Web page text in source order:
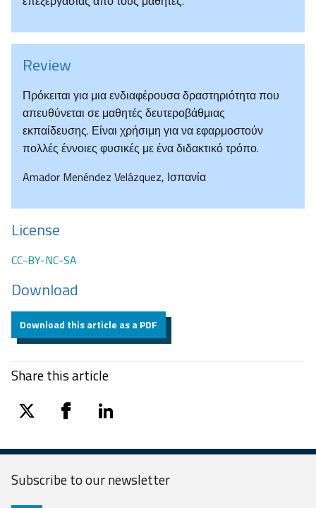
Review
Πρόκειται για μια ενδιαφέρουσα δραστηριότητα που
απευθύνεται σε μαθητές δευτεροβάθμιας
εκπαίδευσης. Είναι χρήσιμη για να εφαρμοστούν
πολλές έννοιες φυσικές με ένα διδακτικό τρόπο.
Amador Menéndez Velázquez, Ισπανία
License
CC-BY-NC-SA
Download
Download this article as a PDF
Share this article
twitter facebooklinkedin
Subscribe to ournewsletter